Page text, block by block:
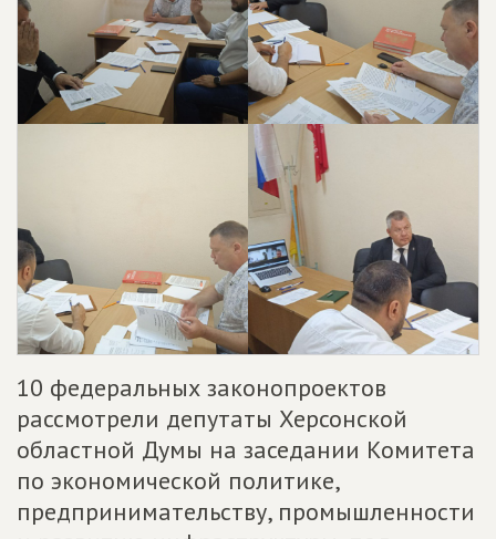
10 федеральных законопроектов
рассмотрели депутаты Херсонской
областной Думы на заседании Комитета
по экономической политике,
предпринимательству, промышленности